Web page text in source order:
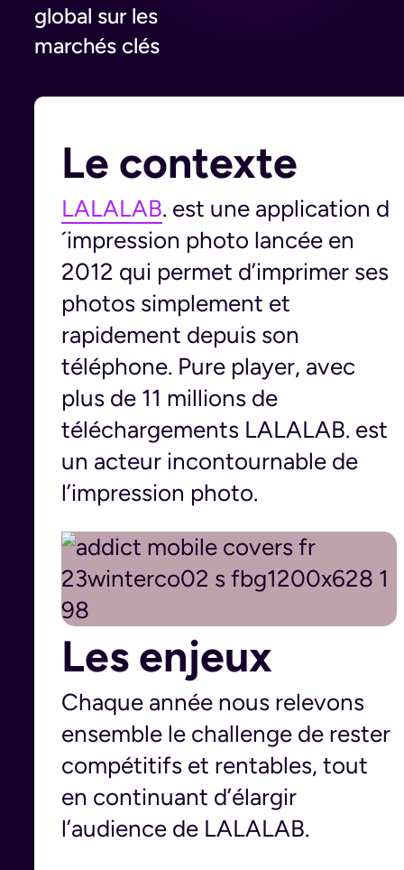
global sur les
marchés clés
Le contexte
LALALAB. est une application d
´impression photo lancée en
2012 qui permet d’imprimer ses
photos simplement et
rapidement depuis son
téléphone. Pure player, avec
plus de 11 millions de
téléchargements LALALAB. est
un acteur incontournable de
l’impression photo.
Les enjeux
Chaque année nous relevons
ensemble le challenge de rester
compétitifs et rentables, tout
en continuant d’élargir
l’audience de LALALAB.